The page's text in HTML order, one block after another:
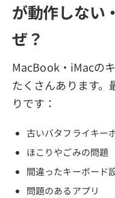
が動作しない
ぜ？
MacBook・iMacの
たくさんあります。
りです：
古いバタフライキー
ほこりやごみの問題
間違ったキーボード
問題のあるアプリ